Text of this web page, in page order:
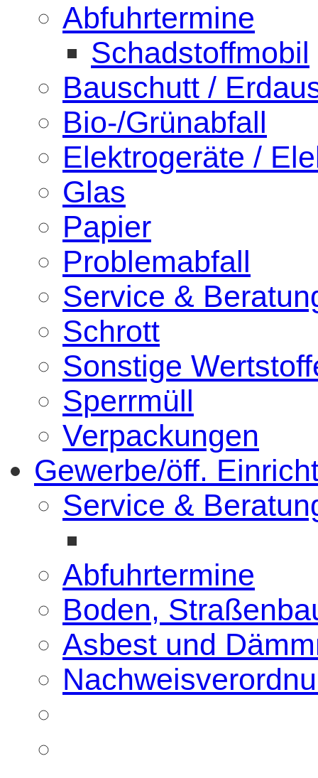
Abfuhrtermine
Schadstoffmobil
Bauschutt /
Bio-/Grünabfall
Elektrogeräte /
Glas
Papier
Problemabfall
Service &
Schrott
Sonstige
Sperrmüll
Verpackungen
Gewerbe/öff.
Service &
Abfuhrtermine
Boden,
Asbest und